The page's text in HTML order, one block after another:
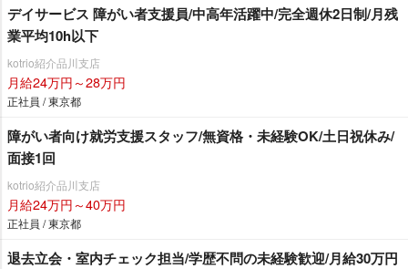
デイサービス 障がい者支援員/中高年活躍中/完全週休2日制/月残
業平均10h以下
kotrio紹介品川支店
月給24万円～28万円
正社員 / 東京都
障がい者向け就労支援スタッフ/無資格・未経験OK/土日祝休み/
面接1回
kotrio紹介品川支店
月給24万円～40万円
正社員 / 東京都
退去立会・室内チェック担当/学歴不問の未経験歓迎/月給30万円